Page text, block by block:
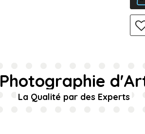
Photographie
La Qualité par des Experts